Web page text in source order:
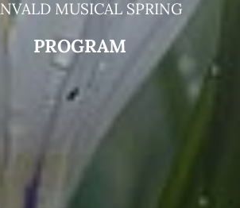
NVALD MUSICAL SPRING
PROGRAM